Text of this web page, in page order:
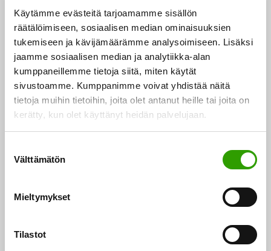
Käytämme evästeitä tarjoamamme sisällön
räätälöimiseen, sosiaalisen median ominaisuuksien
tukemiseen ja kävijämäärämme analysoimiseen. Lisäksi
jaamme sosiaalisen median ja analytiikka-alan
kumppaneillemme tietoja siitä, miten käytät
sivustoamme. Kumppanimme voivat yhdistää näitä
tietoja muihin tietoihin, joita olet antanut heille tai joita on
kerätty, kun olet käyttänyt heidän palvelujaan.
Välttämätön
Mieltymykset
Tilastot
Veturiyritys on globaalisti toimiva yritys, joka pystyy
tekemään merkittäviä tutkimus-, kehitys- ja innovaatio
lisäyksiä Suomessa sekä toimimaan ekosysteemin
veturina. Rahoitus on tarkoitettu erityisesti yritysten
välisille yhteishankkeille sekä yritysten ja
tutkimusorganisaatioiden välisille yhteishankkeille.
Rahoitusta voidaan myöntää myös yksittäisille
tutkimusorganisaatioiden yhteisille hankkeille.
kumppanuusrahoituksella innovaatiotoimintaa ja
markkinoilla.